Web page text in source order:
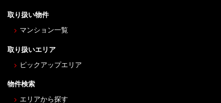
取り扱い物件
マンション一覧
取り扱いエリア
ピックアップエリア
物件検索
エリアから探す